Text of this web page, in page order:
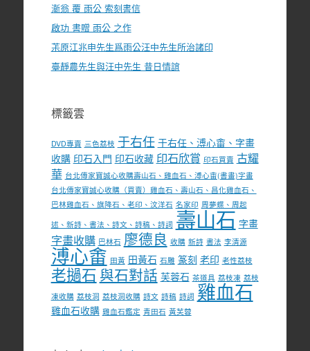
漸翁 覆 雨公 索刻書信
啟功 書贈 雨公 之作
茮原江兆申先生爲雨公汪中先生所治諸印
臺靜農先生與汪中先生 昔日情誼
標籤雲
DVD專賣 三色荔枝 于右任 于右任、溥心畬、字畫
收購 印石入門 印石收藏 印石欣賞 印石買賣 古耀
華 台北傳家寶誠心收購壽山石、雞血石、溥心畬(書畫)字畫
台北傳家寶誠心收購（買賣）雞血石、壽山石、昌化雞血石、
巴林雞血石、旗降石、老印、汶洋石 名家印 周夢蝶、周起
述、新詩、書法、詩文、詩稿、詩詞 壽山石 字畫
字畫收購 巴林石 廖德良 收購 新詩 書法 李清源
溥心畬 田黃 田黃石 石雕 篆刻 老印 老性荔枝
老撾石 與石對話 芙蓉石 茶道具 荔枝凍 荔枝
凍收購 荔枝洞 荔枝洞收購 詩文 詩稿 詩詞 雞血石
雞血石收購 雞血石鑑定 青田石 黃芙蓉